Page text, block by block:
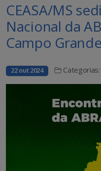
CEASA/MS
Nacional da
Campo Grande
22 out 2024 Categorias: